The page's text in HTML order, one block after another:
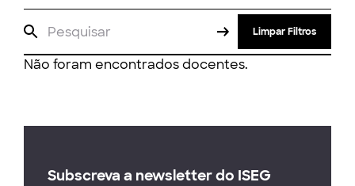
Limpar Filtros
Não foram encontrados docentes.
Subscreva a newsletter do ISEG